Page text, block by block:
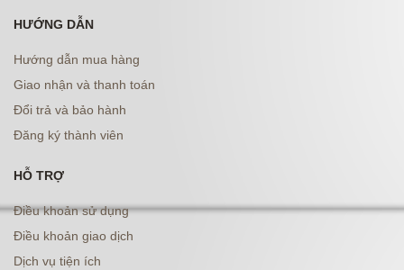
HƯỚNG DẪN
Hướng dẫn mua hàng
Giao nhận và thanh toán
Đổi trả và bảo hành
Đăng ký thành viên
HỖ TRỢ
Điều khoản sử dụng
Điều khoản giao dịch
Dịch vụ tiện ích